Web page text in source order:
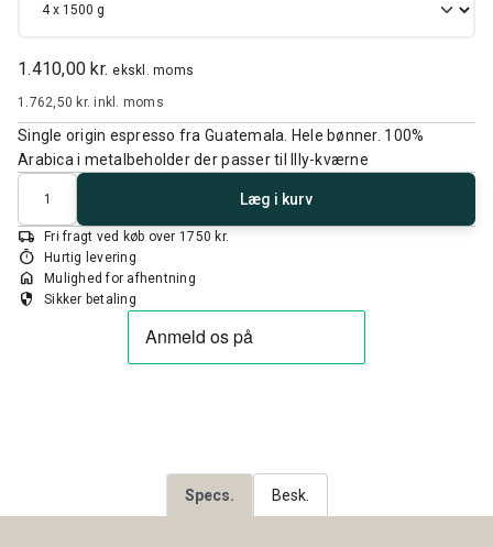
1.410,00 kr. ekskl. moms
1.762,50 kr.inkl. moms
Single origin espresso fra Guatemala. Hele bønner. 100%
Arabica i metalbeholder der passer til Illy-kværne
Antal
Læg i kurv
local_shipping Fri fragt ved køb over 1750 kr.
timer Hurtig levering
home Mulighed for afhentning
security Sikker betaling
Specs. Besk.